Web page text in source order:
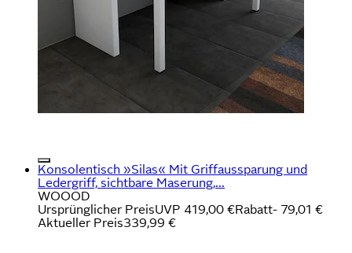
Konsolentisch »Silas« Mit Griffaussparung und
Ledergriff, sichtbare Maserung,...
WOOOD
Ursprünglicher PreisUVP 419,00 €Rabatt- 79,01 €
Aktueller Preis339,99 €